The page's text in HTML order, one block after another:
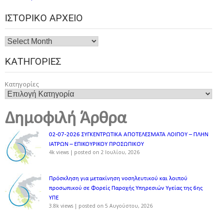
ΙΣΤΟΡΙΚΌ ΑΡΧΕΊΟ
ΚΑΤΗΓΟΡΊΕΣ
Κατηγορίες
Δημοφιλή Άρθρα
02-07-2026 ΣΥΓΚΕΝΤΡΩΤΙΚΑ ΑΠΟΤΕΛΕΣΜΑΤΑ ΛΟΙΠΟΥ – ΠΛΗΝ
ΙΑΤΡΩΝ – ΕΠΙΚΟΥΡΙΚΟΥ ΠΡΟΣΩΠΙΚOY
4k views | posted on 2 Ιουλίου, 2026
Πρόσκληση για μετακίνηση νοσηλευτικού και λοιπού
προσωπικού σε Φορείς Παροχής Υπηρεσιών Υγείας της 6ης
ΥΠΕ
3.8k views | posted on 5 Αυγούστου, 2026